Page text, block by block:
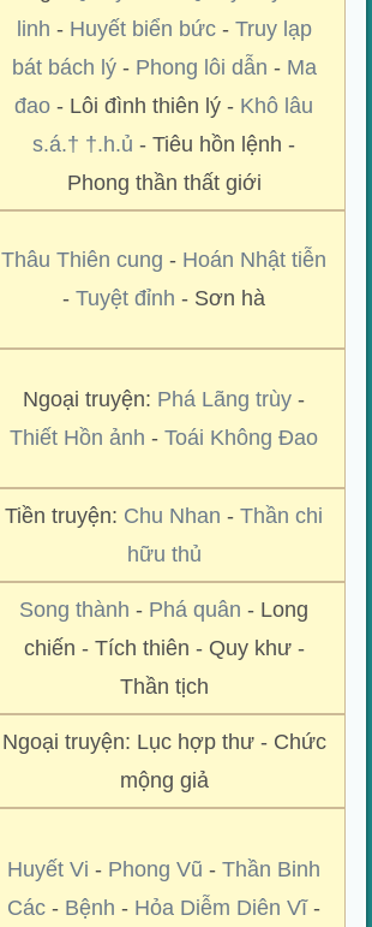
linh - Huyết biển bức- Truy lạp
bát bách lý- Phong lôi dẫn - Ma
đao - Lôi đình thiên lý - Khô lâu
s.á.† †.h.ủ - Tiêu hồn lệnh -
Phong thần thất giới
Thâu Thiên cung - Hoán Nhật tiễn
-Tuyệt đỉnh - Sơn hà
Ngoại truyện: Phá Lãng trùy -
Thiết Hồn ảnh -Toái Không Đao
Tiền truyện: Chu Nhan -Thần chi
hữu thủ
Song thành - Phá quân - Long
chiến - Tích thiên - Quy khư -
Thần tịch
Ngoại truyện: Lục hợp thư - Chức
mộng giả
Huyết Vi - Phong Vũ -Thần Binh
Các - Bệnh - Hỏa Diễm Diên Vĩ-